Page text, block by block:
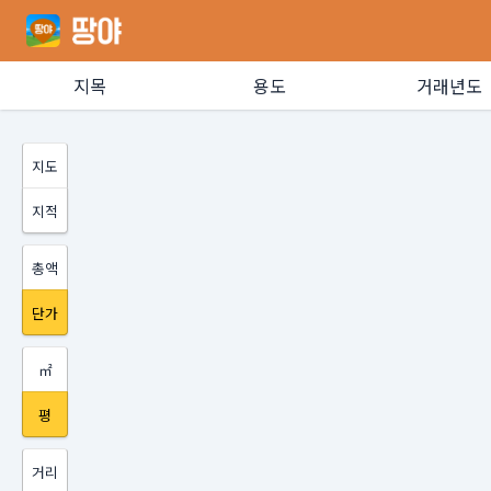
지목 용도 거래년도
지도
지적
총액
단가
㎡
평
거리